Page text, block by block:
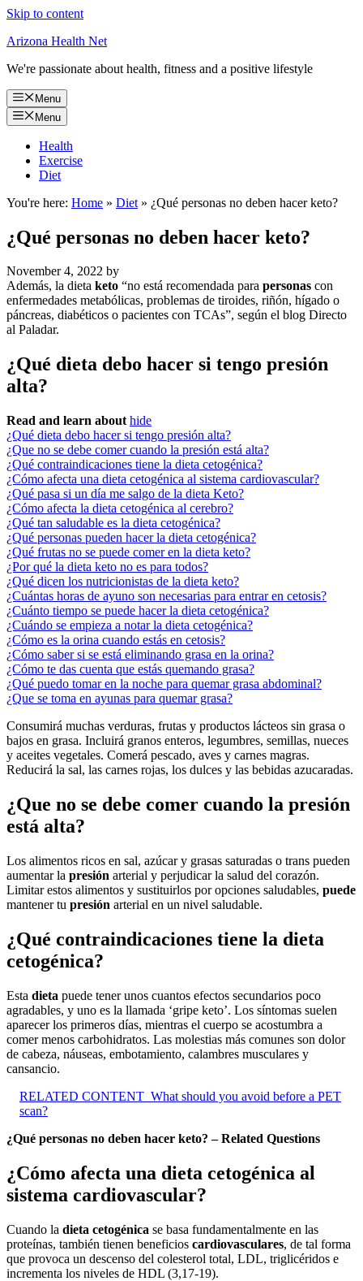
Skip to content
Arizona Health Net
We're passionate about health, fitness and a positive lifestyle
Menu
Menu
Health
Exercise
Diet
You're here: Home » Diet » ¿Qué personas no deben hacer keto?
¿Qué personas no deben hacer keto?
November 4, 2022 by
Además, la dieta keto “no está recomendada para personas con
enfermedades metabólicas, problemas de tiroides, riñón, hígado o
páncreas, diabéticos o pacientes con TCAs”, según el blog Directo
al Paladar.
¿Qué dieta debo hacer si tengo presión
alta?
Read and learn about hide
¿Qué dieta debo hacer si tengo presión alta?
¿Que no se debe comer cuando la presión está alta?
¿Qué contraindicaciones tiene la dieta cetogénica?
¿Cómo afecta una dieta cetogénica al sistema cardiovascular?
¿Qué pasa si un día me salgo de la dieta Keto?
¿Cómo afecta la dieta cetogénica al cerebro?
¿Qué tan saludable es la dieta cetogénica?
¿Qué personas pueden hacer la dieta cetogénica?
¿Qué frutas no se puede comer en la dieta keto?
¿Por qué la dieta keto no es para todos?
¿Qué dicen los nutricionistas de la dieta keto?
¿Cuántas horas de ayuno son necesarias para entrar en cetosis?
¿Cuánto tiempo se puede hacer la dieta cetogénica?
¿Cuándo se empieza a notar la dieta cetogénica?
¿Cómo es la orina cuando estás en cetosis?
¿Cómo saber si se está eliminando grasa en la orina?
¿Cómo te das cuenta que estás quemando grasa?
¿Qué puedo tomar en la noche para quemar grasa abdominal?
¿Que se toma en ayunas para quemar grasa?
Consumirá muchas verduras, frutas y productos lácteos sin grasa o
bajos en grasa. Incluirá granos enteros, legumbres, semillas, nueces
y aceites vegetales. Comerá pescado, aves y carnes magras.
Reducirá la sal, las carnes rojas, los dulces y las bebidas azucaradas.
¿Que no se debe comer cuando la presión
está alta?
Los alimentos ricos en sal, azúcar y grasas saturadas o trans pueden
aumentar la presión arterial y perjudicar la salud del corazón.
Limitar estos alimentos y sustituirlos por opciones saludables, puede
mantener tu presión arterial en un nivel saludable.
¿Qué contraindicaciones tiene la dieta
cetogénica?
Esta dieta puede tener unos cuantos efectos secundarios poco
agradables, y uno es la llamada ‘gripe keto’. Los síntomas suelen
aparecer los primeros días, mientras el cuerpo se acostumbra a
comer menos carbohidratos. Las molestias más comunes son dolor
de cabeza, náuseas, embotamiento, calambres musculares y
cansancio.
RELATED CONTENT What should you avoid before a PET
scan?
¿Qué personas no deben hacer keto? – Related Questions
¿Cómo afecta una dieta cetogénica al
sistema cardiovascular?
Cuando la dieta cetogénica se basa fundamentalmente en las
proteínas, también tienen beneficios cardiovasculares, de tal forma
que provoca un descenso del colesterol total, LDL, triglicéridos e
incrementa los niveles de HDL (3,17-19).